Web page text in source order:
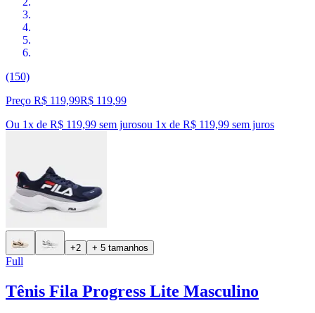
(150)
Preço R$ 119,99R$ 119,99
Ou 1x de R$ 119,99 sem jurosou 1x de R$ 119,99 sem juros
+2 + 5 tamanhos
Full
Tênis Fila Progress Lite Masculino